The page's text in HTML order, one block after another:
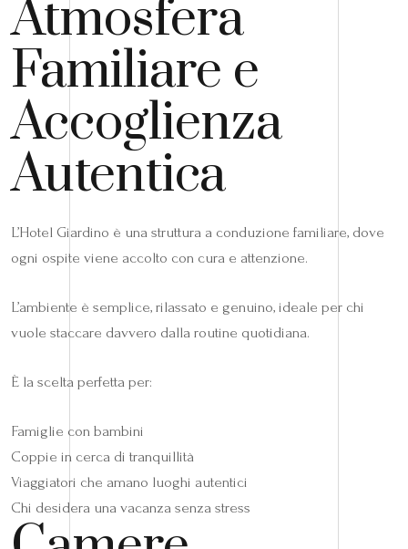
Atmosfera
Familiare e
Accoglienza
Autentica
L’Hotel Giardino è una struttura a conduzione familiare, dove
ogni ospite viene accolto con cura e attenzione.
L’ambiente è semplice, rilassato e genuino, ideale per chi
vuole staccare davvero dalla routine quotidiana.
È la scelta perfetta per:
Famiglie con bambini
Coppie in cerca di tranquillità
Viaggiatori che amano luoghi autentici
Chi desidera una vacanza senza stress